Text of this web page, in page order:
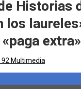
Historias
los
extra»
92 Multimedia